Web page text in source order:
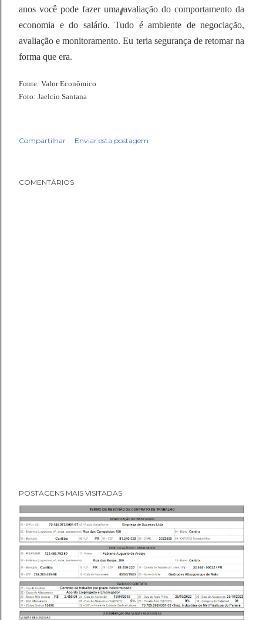
anos você pode fazer uma avaliação do comportamento da
economia e do salário. Tudo é ambiente de negociação,
avaliação e monitoramento. Eu teria segurança de retomar na
forma que era.
Fonte: Valor Econômico
Foto: Jaelcio Santana
Compartilhar Enviar esta postagem
COMENTÁRIOS
POSTAGENS MAIS VISITADAS